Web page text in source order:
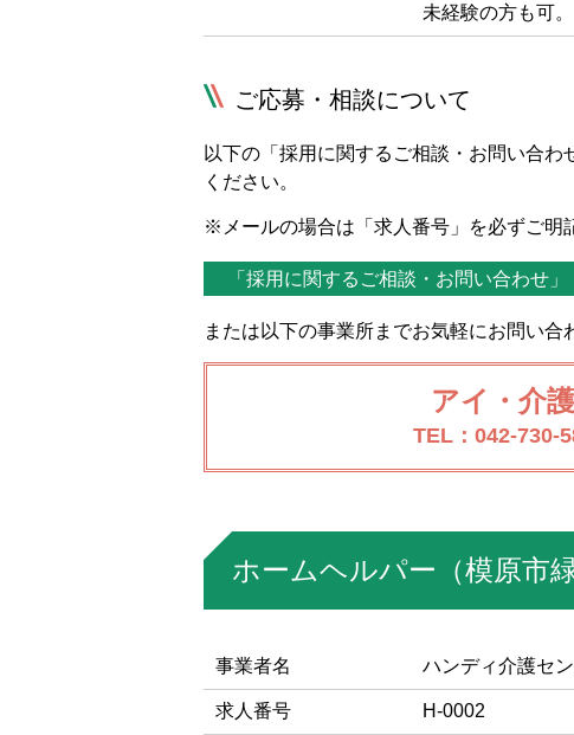
未経験の方も可
ご応募・相談について
以下の「採用に関するご相談・お問い合
ください。
※メールの場合は「求人番号」を必ずご明
「採用に関するご相談・お問い合わせ」
または以下の事業所までお気軽にお問い合
アイ・介
TEL：042-730-
ホームヘルパー（模原市
事業者名 ハンディ介護セ
求人番号 H-0002